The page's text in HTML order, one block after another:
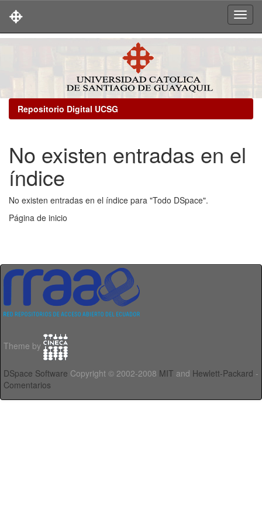
Repositorio Digital UCSG
No existen entradas en el
índice
No existen entradas en el índice para "Todo DSpace".
Página de inicio
Theme by
DSpace Software Copyright © 2002-2008 MIT and Hewlett-Packard -
Comentarios